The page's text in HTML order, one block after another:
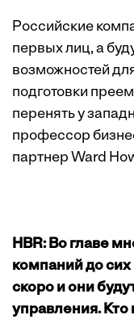
Российские
первых лиц, а
возможностей
подготовки
перенять у
профессор
партнер Ward
HBR: Во главе
компаний до сих
скоро и они
управления. Кто